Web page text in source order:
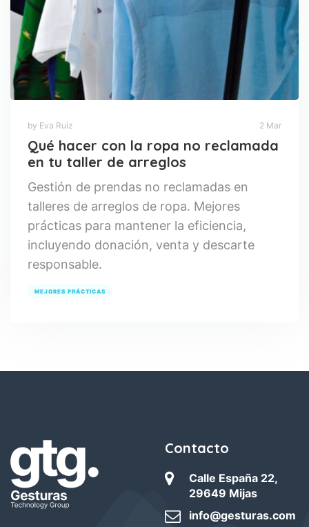
by Eva Ruiz 2 Mar
Qué hacer con la ropa no reclamada
en tu taller de arreglos
Gestión de prendas no reclamadas en
talleres de arreglos de ropa. Mejores
prácticas para mantener la eficiencia,
incluyendo donación, venta y descarte
responsable.
MEJORES PRÁCTICAS
Contacto
Calle España 22,
29649 Mijas
info@gesturas.com